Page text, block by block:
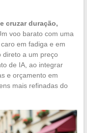
cruzar duração,
voo barato com uma
em fadiga e em
direto a um preço
de IA, ao integrar
e orçamento em
mais refinadas do